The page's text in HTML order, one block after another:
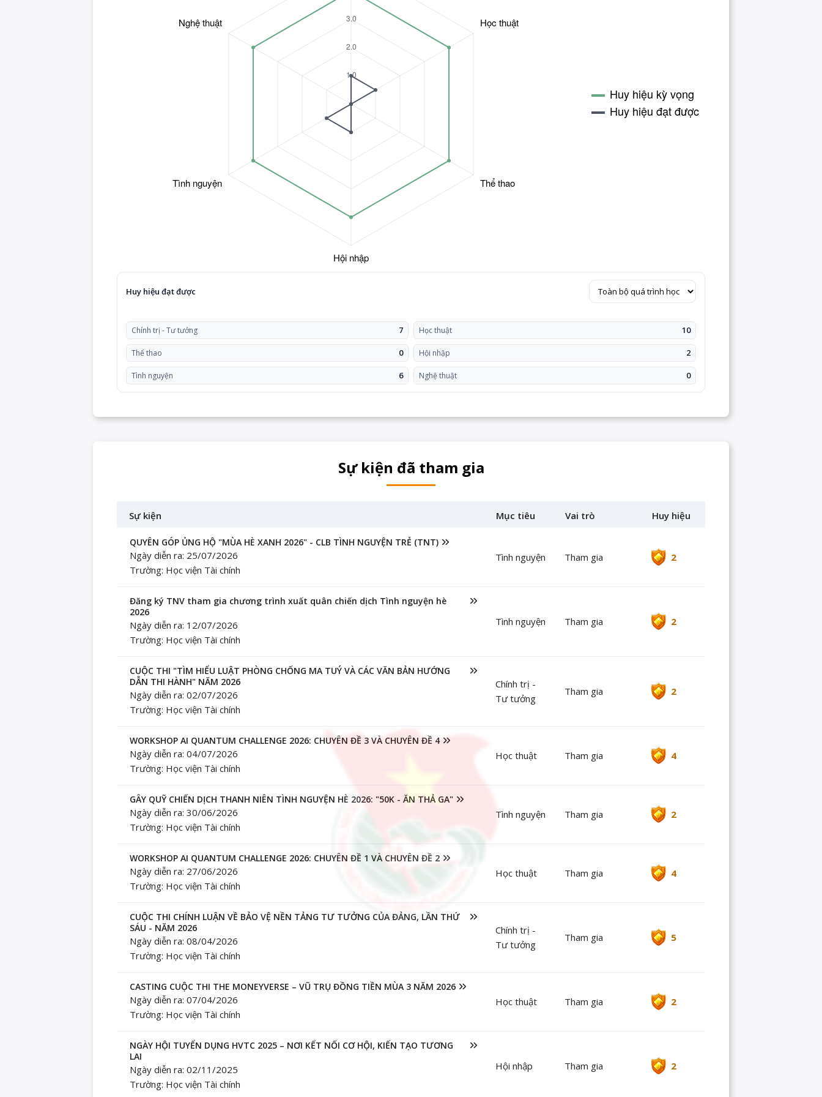
Huy hiệu đạt được
Chính trị - Tư tưởng 7 Học thuật 10
Thể thao 0 Hội nhập 2
Tình nguyện 6 Nghệ thuật 0
Sự kiện đã tham gia
Sự kiện Mục tiêu Vai trò Huy hiệu
QUYÊN GÓP ỦNG HỘ "MÙA HÈ XANH 2026" - CLB TÌNH NGUYỆN TRẺ (TNT)
Ngày diễn ra: 25/07/2026
Trường: Học viện Tài chính
Tình nguyện Tham gia 2
Đăng ký TNV tham gia chương trình xuất quân chiến dịch Tình nguyện hè
2026
Ngày diễn ra: 12/07/2026
Trường: Học viện Tài chính
Tình nguyện Tham gia 2
CUỘC THI "TÌM HIỂU LUẬT PHÒNG CHỐNG MA TUÝ VÀ CÁC VĂN BẢN HƯỚNG
DẪN THI HÀNH" NĂM 2026
Ngày diễn ra: 02/07/2026
Trường: Học viện Tài chính
Chính trị -
Tư tưởng
Tham gia 2
WORKSHOP AI QUANTUM CHALLENGE 2026: CHUYÊN ĐỀ 3 VÀ CHUYÊN ĐỀ 4
Ngày diễn ra: 04/07/2026
Trường: Học viện Tài chính
Học thuật Tham gia 4
GÂY QUỸ CHIẾN DỊCH THANH NIÊN TÌNH NGUYỆN HÈ 2026: "50K - ĂN THẢ GA"
Ngày diễn ra: 30/06/2026
Trường: Học viện Tài chính
Tình nguyện Tham gia 2
WORKSHOP AI QUANTUM CHALLENGE 2026: CHUYÊN ĐỀ 1 VÀ CHUYÊN ĐỀ 2
Ngày diễn ra: 27/06/2026
Trường: Học viện Tài chính
Học thuật Tham gia 4
CUỘC THI CHÍNH LUẬN VỀ BẢO VỆ NỀN TẢNG TƯ TƯỞNG CỦA ĐẢNG, LẦN THỨ
SÁU - NĂM 2026
Ngày diễn ra: 08/04/2026
Trường: Học viện Tài chính
Chính trị -
Tư tưởng
Tham gia 5
CASTING CUỘC THI THE MONEYVERSE – VŨ TRỤ ĐỒNG TIỀN MÙA 3 NĂM 2026
Ngày diễn ra: 07/04/2026
Trường: Học viện Tài chính
Học thuật Tham gia 2
NGÀY HỘI TUYỂN DỤNG HVTC 2025 – NƠI KẾT NỐI CƠ HỘI, KIẾN TẠO TƯƠNG
LAI
Ngày diễn ra: 02/11/2025
Trường: Học viện Tài chính
Hội nhập Tham gia 2